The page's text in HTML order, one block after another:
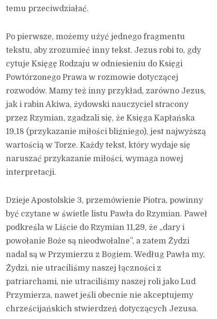
temu przeciwdziałać.
Po pierwsze, możemy użyć jednego fragmentu
tekstu, aby zrozumieć inny tekst. Jezus robi to, gdy
cytuje Księgę Rodzaju w odniesieniu do Księgi
Powtórzonego Prawa w rozmowie dotyczącej
rozwodów. Mamy też inny przykład, zarówno Jezus,
jak i rabin Akiwa, żydowski nauczyciel stracony
przez Rzymian, zgadzali się, że Księga Kapłańska
19,18 (przykazanie miłości bliźniego), jest najwyższą
wartością w Torze. Każdy tekst, który wydaje się
naruszać przykazanie miłości, wymaga nowej
interpretacji.
Dzieje Apostolskie 3, przemówienie Piotra, powinny
być czytane w świetle listu Pawła do Rzymian. Paweł
podkreśla w Liście do Rzymian 11,29, że „dary i
powołanie Boże są nieodwołalne”, a zatem Żydzi
nadal są w Przymierzu z Bogiem. Według Pawła my,
Żydzi, nie utraciliśmy naszej łączności z
patriarchami, nie utraciliśmy naszej roli jako Lud
Przymierza, nawet jeśli obecnie nie akceptujemy
chrześcijańskich stwierdzeń dotyczących Jezusa.